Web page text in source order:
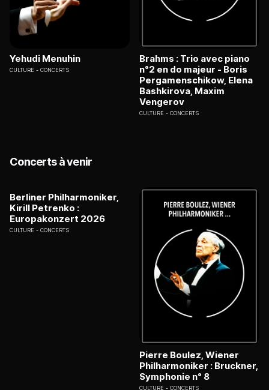
Yehudi Menuhin
CULTURE CONCERTS
Brahms : Trio avec piano
n°2 en do majeur - Boris
Pergamenschikow, Elena
Bashkirova, Maxim
Vengerov
CULTURE CONCERTS
Concerts à venir
Berliner Philharmoniker,
Kirill Petrenko :
Europakonzert 2026
CULTURE CONCERTS
Pierre Boulez, Wiener
Philharmoniker : Bruckner,
Symphonie n° 8
CULTURE CONCERTS